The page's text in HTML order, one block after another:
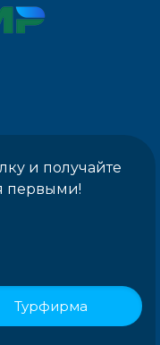
и получайте
первыми!
Турфирма